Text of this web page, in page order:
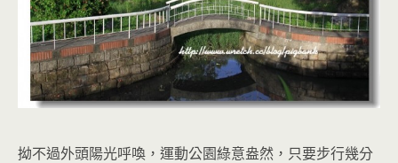
拗不過外頭陽光呼喚，運動公園綠意盎然，只要步行幾分